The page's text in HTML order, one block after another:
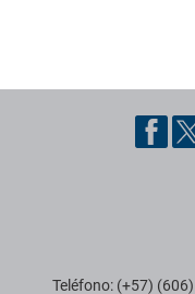
Pie de página con
Teléfono: (+57)